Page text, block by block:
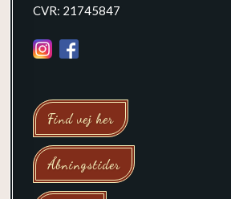
CVR: 21745847
Find vej her
Åbningstider